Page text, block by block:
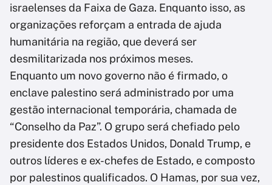
israelenses da Faixa de Gaza. Enquanto isso, as
organizações reforçam a entrada de ajuda
humanitária na região, que deverá ser
desmilitarizada nos próximos meses.
Enquanto um novo governo não é firmado, o
enclave palestino será administrado por uma
gestão internacional temporária, chamada de
“Conselho da Paz”. O grupo será chefiado pelo
presidente dos Estados Unidos, Donald Trump, e
outros líderes e ex-chefes de Estado, e composto
por palestinos qualificados. O Hamas, por sua vez,